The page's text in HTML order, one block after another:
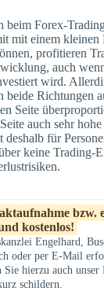
beim Forex-
mit einem
profitieren
auch
wird.
Richtungen
Seite
auch sehr
deshalb für
keine Trading-
bzw.
kostenlos!
Engelhard,
oder per E-Mail
Sie hierzu auch
schildern.